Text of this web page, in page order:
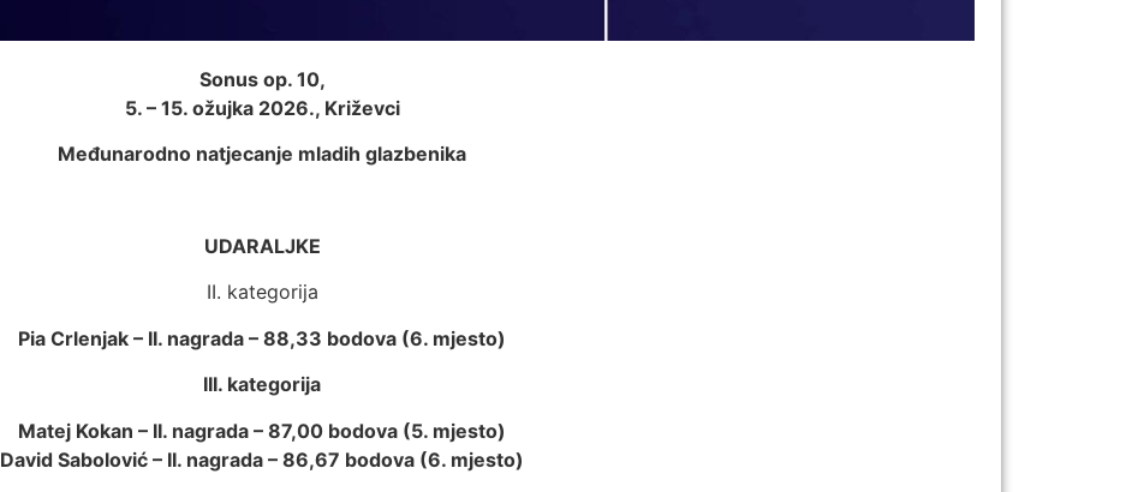
Sonus op. 10,
5. – 15. ožujka 2026., Križevci
Međunarodno natjecanje mladih glazbenika
UDARALJKE
II. kategorija
Pia Crlenjak – II. nagrada – 88,33 bodova (6. mjesto)
III. kategorija
Matej Kokan – II. nagrada – 87,00 bodova (5. mjesto)
David Sabolović – II. nagrada – 86,67 bodova (6. mjesto)